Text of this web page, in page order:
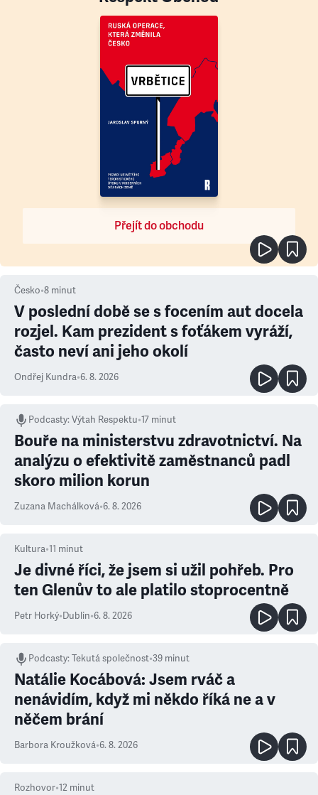
Přejít do obchodu
Česko•8 minut
V poslední době se s focením aut docela
rozjel. Kam prezident s foťákem vyráží,
často neví ani jeho okolí
Ondřej Kundra•6. 8. 2026
Podcasty:Výtah Respektu•17 minut
Bouře na ministerstvu zdravotnictví. Na
analýzu o efektivitě zaměstnanců padl
skoro milion korun
Zuzana Machálková•6. 8. 2026
Kultura•11 minut
Je divné říci, že jsem si užil pohřeb. Pro
ten Glenův to ale platilo stoprocentně
Petr Horký•Dublin•6. 8. 2026
Podcasty:Tekutá společnost•39 minut
Natálie Kocábová: Jsem rváč a
nenávidím, když mi někdo říká ne a v
něčem brání
Barbora Kroužková•6. 8. 2026
Rozhovor•12 minut